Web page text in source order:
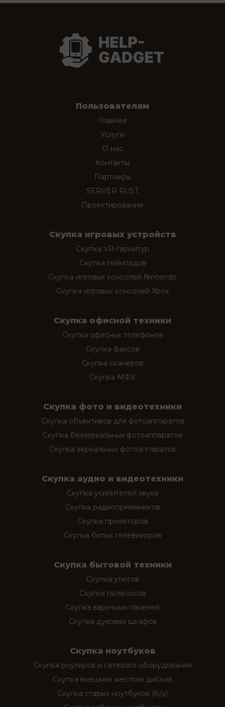
Пользователям
Главная
Услуги
О нас
Контакты
Партнеры
SERVER RUST
Проектирование
Скупка игровых устройств
Скупка VR-гарнитур
Скупка геймпадов
Скупка игровых консолей Nintendo
Скупка игровых консолей Xbox
Скупка офисной техники
Скупка офисных телефонов
Скупка факсов
Скупка сканеров
Скупка МФУ
Скупка фото и видеотехники
Скупка объективов для фотоаппаратов
Скупка беззеркальных фотоаппаратов
Скупка зеркальных фотоаппаратов
Скупка аудио и видеотехники
Скупка усилителей звука
Скупка радиоприёмников
Скупка проекторов
Скупка битых телевизоров
Скупка бытовой техники
Скупка утюгов
Скупка пылесосов
Скупка варочных панелей
Скупка духовых шкафов
Скупка ноутбуков
Скупка роутеров и сетевого оборудования
Скупка внешних жестких дисков
Скупка старых ноутбуков (б/у)